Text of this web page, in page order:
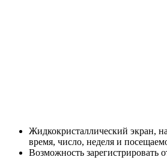
Жидкокристаллический экран,
время, число, неделя и
Возможность зарегистрировать